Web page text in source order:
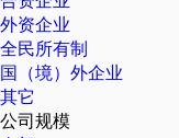
外资企业
全民所有制
国（境）外企业
其它
公司规模